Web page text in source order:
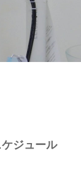
ジュール